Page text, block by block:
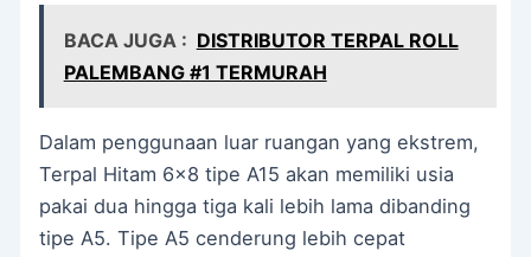
BACA JUGA : DISTRIBUTOR TERPAL ROLL
PALEMBANG #1 TERMURAH
Dalam penggunaan luar ruangan yang ekstrem,
Terpal Hitam 6×8 tipe A15 akan memiliki usia
pakai dua hingga tiga kali lebih lama dibanding
tipe A5. Tipe A5 cenderung lebih cepat